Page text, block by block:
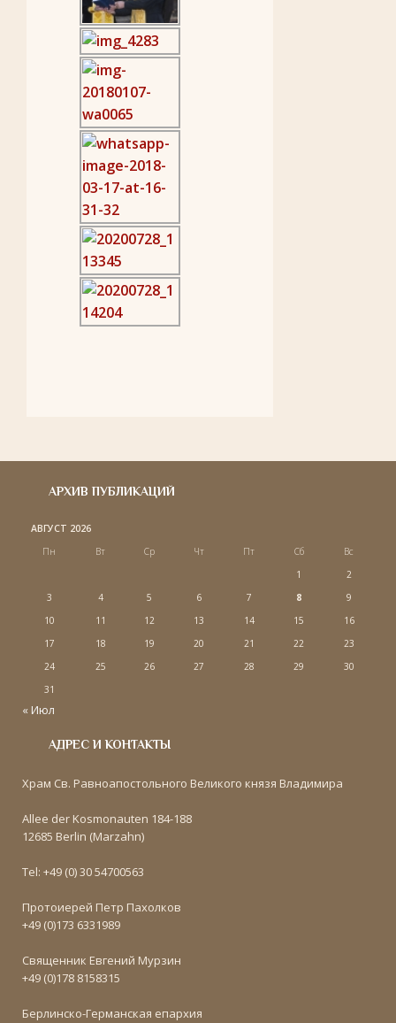
АРХИВ ПУБЛИКАЦИЙ
АВГУСТ 2026
Пн
Вт Ср Чт Пт Сб
Вс
1
2
3
4 5 6 7 8
9
10
11 12 13 14 15
16
17
18 19 20 21 22
23
24
25 26 27 28 29
30
31
« Июл
АДРЕС И КОНТАКТЫ
Храм Св. Равноапостольного Великого князя Владимира
Allee der Kosmonauten 184-188
12685 Berlin (Marzahn)
Tel: +49 (0) 30 54700563
Протоиерей Петр Пахолков
+49 (0)173 6331989
Священник Евгений Мурзин
+49 (0)178 8158315
Берлинско-Германская епархия